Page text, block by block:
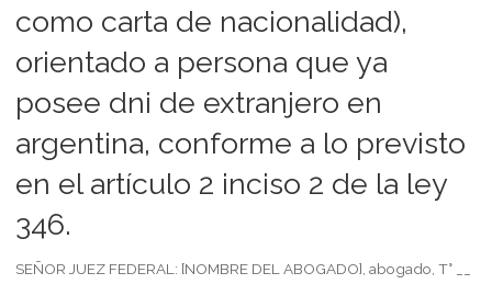
testimonial
parte
demandada"
como carta de nacionalidad),
orientado a persona que ya
posee dni de extranjero en
argentina, conforme a lo previsto
en el artículo 2 inciso 2 de la ley
346.
SEÑOR JUEZ FEDERAL: [NOMBRE DEL ABOGADO], abogado, T° __